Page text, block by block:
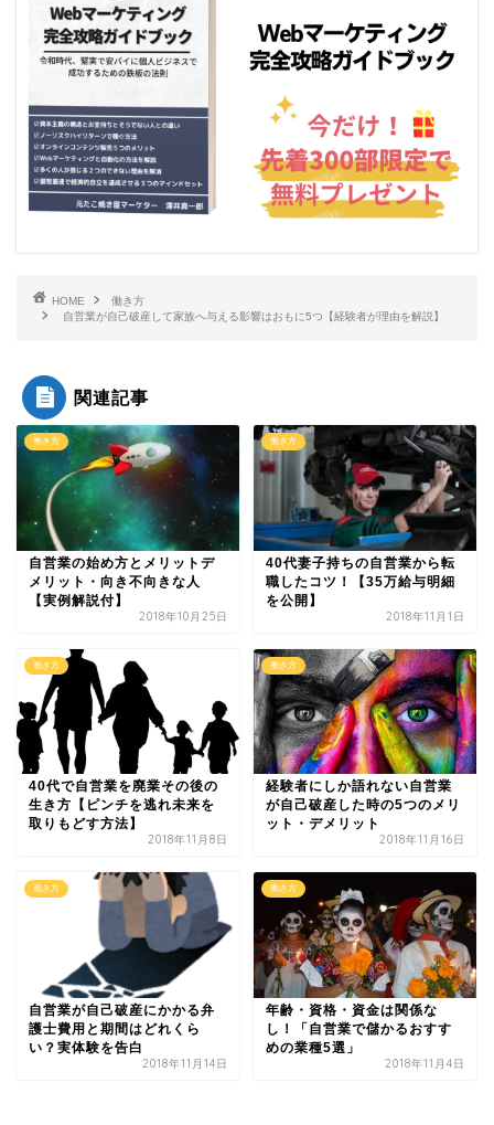
HOME
働き方
自営業が自己破産して家族へ与える影響はおもに5つ【経験者が理由を解説】
関連記事
働き方
自営業の始め方とメリットデ
メリット・向き不向きな人
【実例解説付】
2018年10月25日
働き方
40代妻子持ちの自営業から転
職したコツ！【35万給与明細
を公開】
2018年11月1日
働き方
40代で自営業を廃業その後の
生き方【ピンチを逃れ未来を
取りもどす方法】
2018年11月8日
働き方
経験者にしか語れない自営業
が自己破産した時の5つのメリ
ット・デメリット
2018年11月16日
働き方
自営業が自己破産にかかる弁
護士費用と期間はどれくら
い？実体験を告白
2018年11月14日
働き方
年齢・資格・資金は関係な
し！「自営業で儲かるおすす
めの業種5選」
2018年11月4日